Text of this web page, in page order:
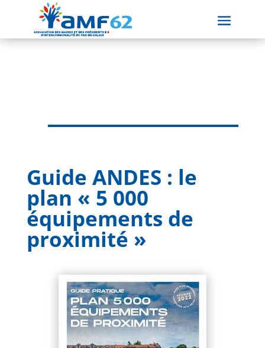
Guide ANDES : le
plan « 5 000
équipements de
proximité »